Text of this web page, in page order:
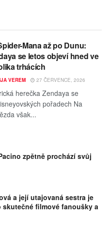
Mana až po Dunu:
se letos objeví hned ve
trhácích
VEREM 27 ČERVENCE, 2026
herečka Zendaya se
pořadech Na
však...
zpětně prochází svůj
a její utajovaná sestra je
skutečné filmové fanoušky a